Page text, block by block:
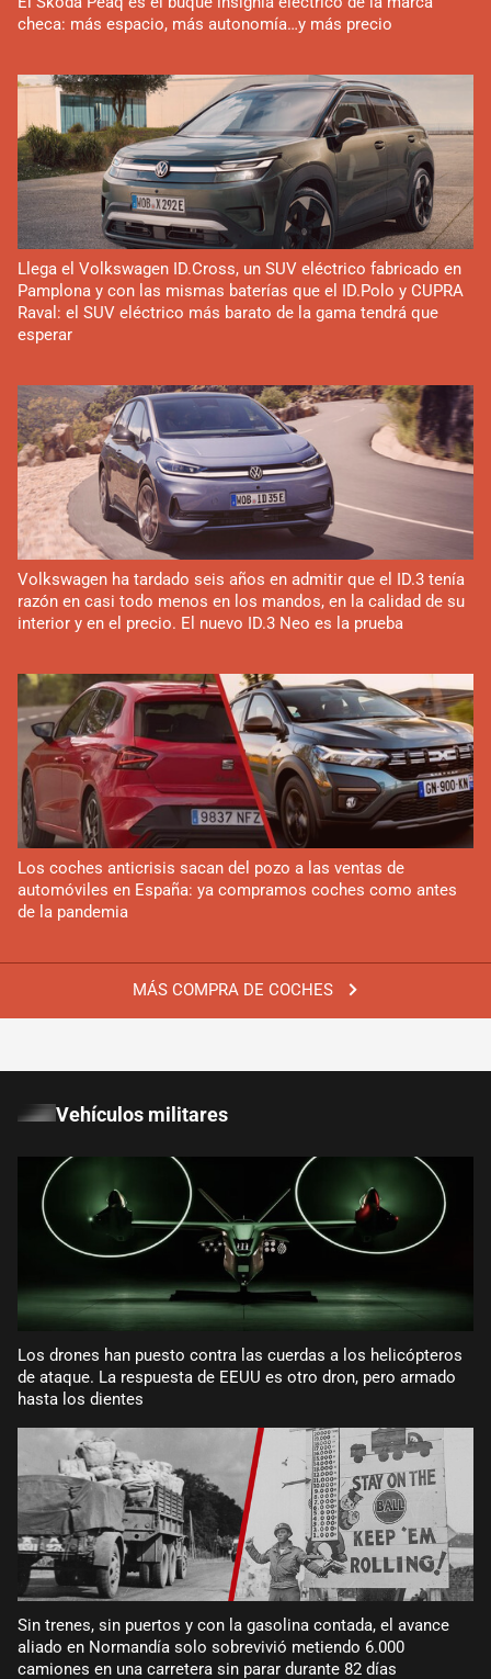
MÁS COMPRA DE COCHES
checa: más espacio, más autonomía…y más precio
Llega el Volkswagen ID.Cross, un SUV eléctrico fabricado en
Pamplona y con las mismas baterías que el ID.Polo y CUPRA
Raval: el SUV eléctrico más barato de la gama tendrá que
esperar
Volkswagen ha tardado seis años en admitir que el ID.3 tenía
razón en casi todo menos en los mandos, en la calidad de su
interior y en el precio. El nuevo ID.3 Neo es la prueba
Los coches anticrisis sacan del pozo a las ventas de
automóviles en España: ya compramos coches como antes
de la pandemia
Vehículos militares
Los drones han puesto contra las cuerdas a los helicópteros
de ataque. La respuesta de EEUU es otro dron, pero armado
hasta los dientes
Sin trenes, sin puertos y con la gasolina contada, el avance
aliado en Normandía solo sobrevivió metiendo 6.000
camiones en una carretera sin parar durante 82 días